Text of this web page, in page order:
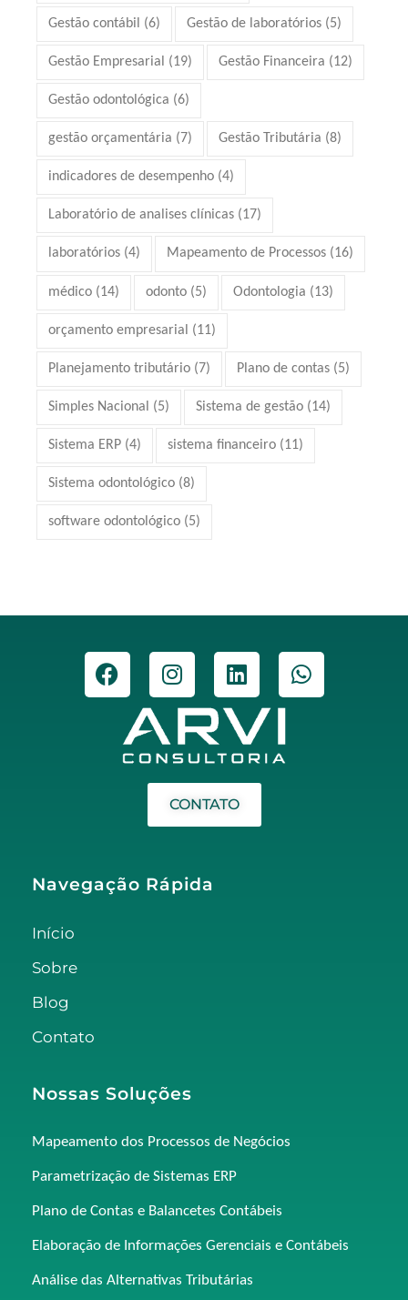
Gestão contábil (6) Gestão de laboratórios (5)
Gestão Empresarial (19) Gestão Financeira (12)
Gestão odontológica (6)
gestão orçamentária (7) Gestão Tributária (8)
indicadores de desempenho (4)
Laboratório de analises clínicas (17)
laboratórios (4) Mapeamento de Processos (16)
médico (14) odonto (5) Odontologia (13)
orçamento empresarial (11)
Planejamento tributário (7) Plano de contas (5)
Simples Nacional (5) Sistema de gestão (14)
Sistema ERP (4) sistema financeiro (11)
Sistema odontológico (8)
software odontológico (5)
CONTATO
Navegação Rápida
Início
Sobre
Blog
Contato
Nossas Soluções
Mapeamento dos Processos de Negócios
Parametrização de Sistemas ERP
Plano de Contas e Balancetes Contábeis
Elaboração de Informações Gerenciais e Contábeis
Análise das Alternativas Tributárias